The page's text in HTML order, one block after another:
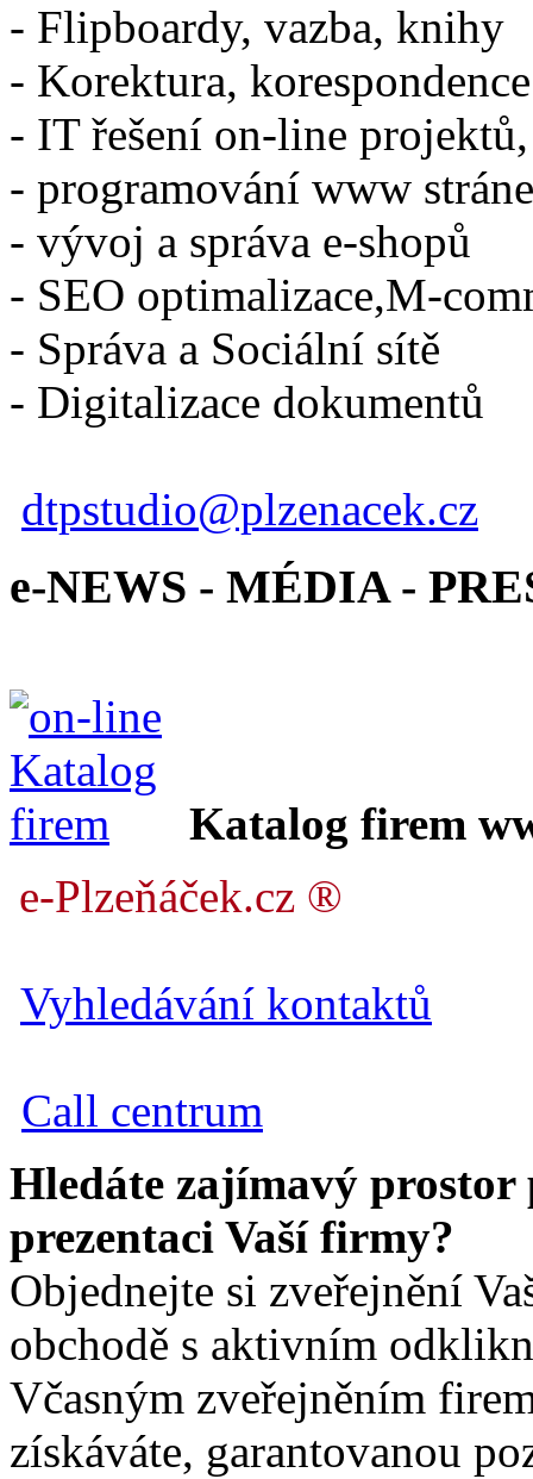
- Flipboardy, vazba, knihy
- Korektura, korespondence
- IT řešení on-line projektů,
- programování www
- vývoj a správa e-shopů
- SEO optimalizace,M-
- Správa a Sociální sítě
- Digitalizace dokumentů
dtpstudio@plzenacek.cz
e-NEWS - MÉDIA -
Katalog firem
e-Plzeňáček.cz ®
Vyhledávání kontaktů
Call centrum
Hledáte zajímavý prostor
prezentaci Vaší firmy?
Objednejte si zveřejnění
obchodě s aktivním
Včasným zveřejněním
získáváte, garantovanou